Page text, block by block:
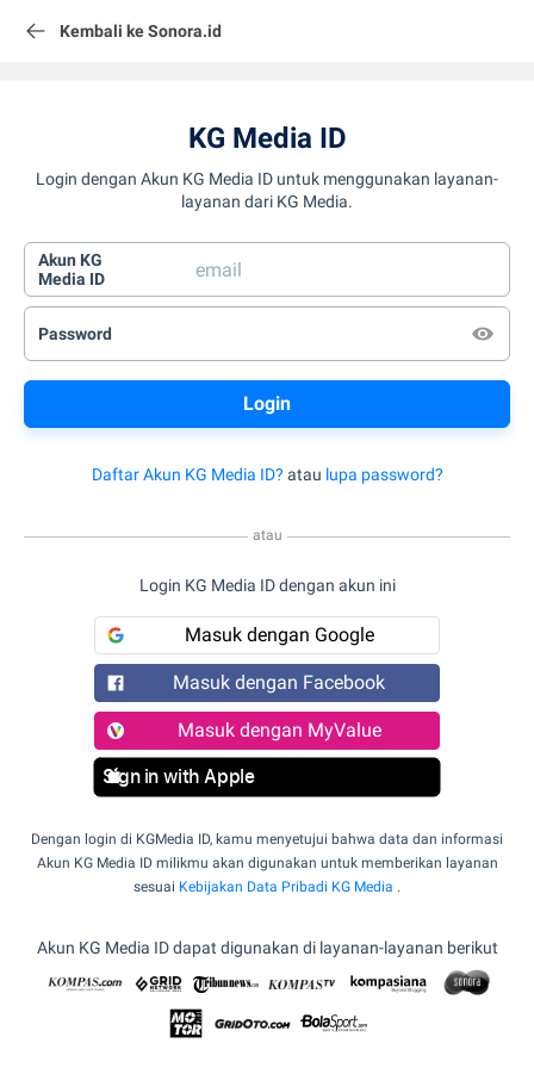
Kembali ke Sonora.id
KG Media ID
Login dengan Akun KG Media ID untuk menggunakan layanan-
layanan dari KG Media.
Akun KG
Media ID
Password
Daftar Akun KG Media ID? atau lupa password?
atau
Login KG Media ID dengan akun ini
Masuk dengan Google
Masuk dengan Facebook
Masuk dengan MyValue
Sign in with Apple
Dengan login di KGMedia ID, kamu menyetujui bahwa data dan informasi
Akun KG Media ID milikmu akan digunakan untuk memberikan layanan
sesuai Kebijakan Data Pribadi KG Media .
Akun KG Media ID dapat digunakan di layanan-layanan berikut